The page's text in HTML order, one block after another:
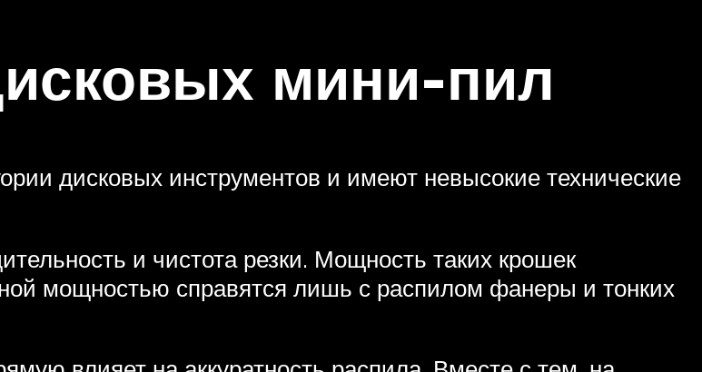
мини-пил
дисковых инструментов и имеют невысокие технические
и чистота резки. Мощность таких крошек
мощностью справятся лишь с распилом фанеры и тонких